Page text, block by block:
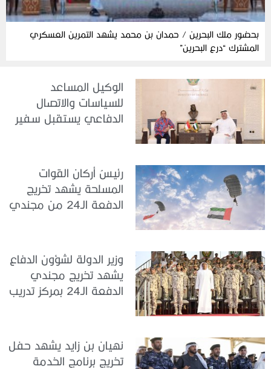
بحضور ملك البحرين / حمدان بن محمد يشهد التمرين العسكري
المشترك “درع البحرين”
الوكيل المساعد
للسياسات والاتصال
الدفاعي يستقبل سفير
رئيسُ أركان القوات
المسلحة يشهد تخريج
الدفعة الـ24 من مجندي
وزير الدولة لشؤون الدفاع
يشهد تخريج مجندي
الدفعة الـ24 بمركز تدريب
نهيان بن زايد يشهد حفل
تخريج برنامج الخدمة